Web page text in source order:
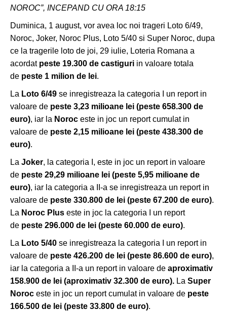
NOROC”, INCEPAND CU ORA 18:15
Duminica, 1 august, vor avea loc noi trageri Loto 6/49,
Noroc, Joker, Noroc Plus, Loto 5/40 si Super Noroc, dupa
ce la tragerile loto de joi, 29 iulie, Loteria Romana a
acordat peste 19.300 de castiguri in valoare totala
de peste 1 milion de lei.
La Loto 6/49 se inregistreaza la categoria I un report in
valoare de peste 3,23 milioane lei (peste 658.300 de
euro), iar la Noroc este in joc un report cumulat in
valoare de peste 2,15 milioane lei (peste 438.300 de
euro).
La Joker, la categoria I, este in joc un report in valoare
de peste 29,29 milioane lei (peste 5,95 milioane de
euro), iar la categoria a II-a se inregistreaza un report in
valoare de peste 330.800 de lei (peste 67.200 de euro).
La Noroc Plus este in joc la categoria I un report
de peste 296.000 de lei (peste 60.000 de euro).
La Loto 5/40 se inregistreaza la categoria I un report in
valoare de peste 426.200 de lei (peste 86.600 de euro),
iar la categoria a II-a un report in valoare de aproximativ
158.900 de lei (aproximativ 32.300 de euro). La Super
Noroc este in joc un report cumulat in valoare de peste
166.500 de lei (peste 33.800 de euro).